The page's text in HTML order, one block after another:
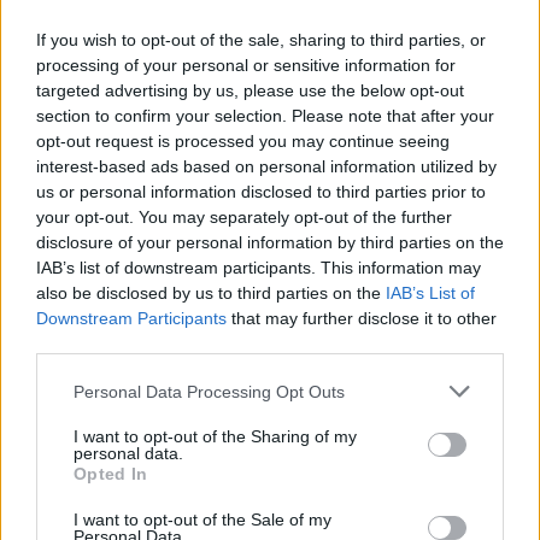
If you wish to opt-out of the sale, sharing to third parties, or
processing of your personal or sensitive information for
targeted advertising by us, please use the below opt-out
section to confirm your selection. Please note that after your
opt-out request is processed you may continue seeing
interest-based ads based on personal information utilized by
us or personal information disclosed to third parties prior to
your opt-out. You may separately opt-out of the further
disclosure of your personal information by third parties on the
IAB’s list of downstream participants. This information may
also be disclosed by us to third parties on the IAB’s List of
Downstream Participants that may further disclose it to other
Personal Data Processing Opt Outs
I want to opt-out of the Sharing of my
personal data.
Opted In
I want to opt-out of the Sale of my
espectáculo de primera magnitud en la isla de
Lanzarote el próximo fin de semana.
En ese grupo tenemos a losdos aspirantes al título
nacional, Gil Membrado (Ford Fiesta) y Alex
Villanueva Toyota GR Yaris), que junto a Loubet, son
los tres pilotos que ostentan la prioridad RFEDA.
La Clio Trophy Spain de Tierra llega con la mayoría
"Volcanes", contando con tres equipos canarios en
sus filas.
En las categorías más populares es donde